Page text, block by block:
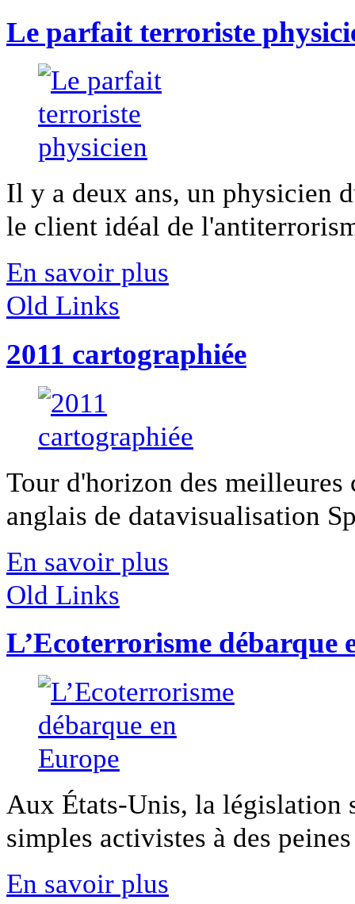
Le parfait terroriste
Il y a deux ans, un physicien
le client idéal de
En savoir plus
Old Links
2011 cartographiée
Tour d'horizon des meilleures
anglais de datavisualisation
En savoir plus
Old Links
L’Ecoterrorisme débarque
Aux États-Unis, la législation
simples activistes à des
En savoir plus